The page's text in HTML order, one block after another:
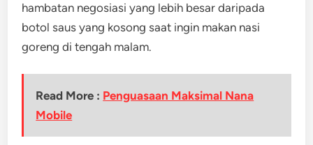
hambatan negosiasi yang lebih besar daripada
botol saus yang kosong saat ingin makan nasi
goreng di tengah malam.
Read More : Penguasaan Maksimal Nana
Mobile